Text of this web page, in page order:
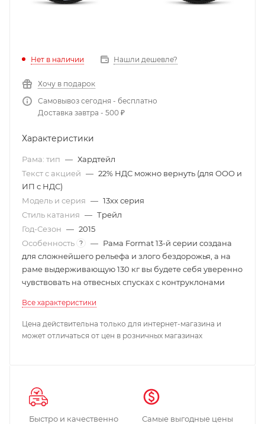
Нет в наличии Нашли дешевле?
Хочу в подарок
Самовывоз сегодня - бесплатно
Доставка завтра - 500 ₽
Характеристики
Рама: тип — Хардтейл
Текст с акцией — 22% НДС можно вернуть (для ООО и
ИП с НДС)
Модель и серия — 13xx серия
Стиль катания — Трейл
Год-Сезон — 2015
Особенность ? — Рама Format 13-й серии создана
для сложнейшего рельефа и злого бездорожья, а на
раме выдерживающую 130 кг вы будете себя уверенно
чувствовать на отвесных спусках с контруклонами
Все характеристики
Цена действительна только для интернет-магазина и
может отличаться от цен в розничных магазинах
Быстро и качественно
Самые выгодные цены